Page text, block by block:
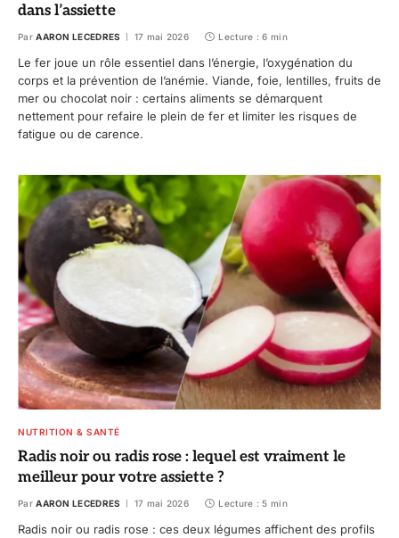
dans l’assiette
Par AARON LECEDRES 17 mai 2026 Lecture : 6 min
Le fer joue un rôle essentiel dans l’énergie, l’oxygénation du
corps et la prévention de l’anémie. Viande, foie, lentilles, fruits de
mer ou chocolat noir : certains aliments se démarquent
nettement pour refaire le plein de fer et limiter les risques de
fatigue ou de carence.
NUTRITION & SANTÉ
Radis noir ou radis rose : lequel est vraiment le
meilleur pour votre assiette ?
Par AARON LECEDRES 17 mai 2026 Lecture : 5 min
Radis noir ou radis rose : ces deux légumes affichent des profils